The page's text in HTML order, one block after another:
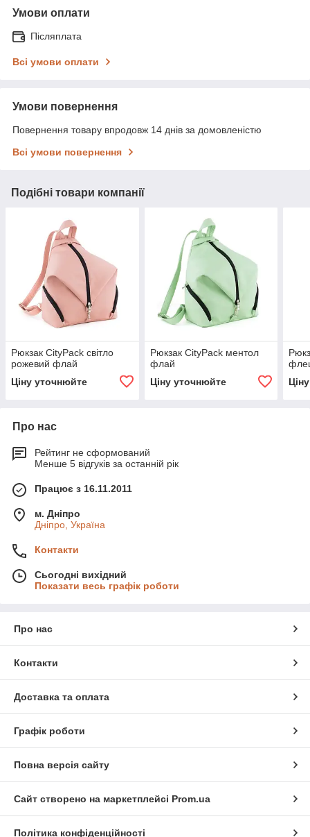
Умови оплати
Післяплата
Всі умови оплати
Умови повернення
Повернення товару впродовж 14 днів за домовленістю
Всі умови повернення
Подібні товари компанії
Рюкзак CityPack світло
рожевий флай
Ціну уточнюйте
Рюкзак CityPack ментол
флай
Ціну уточнюйте
Про нас
Рейтинг не сформований
Менше 5 відгуків за останній рік
Працює з 16.11.2011
м. Дніпро
Дніпро, Україна
Контакти
Сьогодні вихідний
Показати весь графік роботи
Про нас
Контакти
Доставка та оплата
Графік роботи
Повна версія сайту
Сайт створено на маркетплейсі Prom.ua
Політика конфіденційності